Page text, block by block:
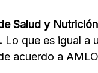
Salud y
Lo que es igual a
acuerdo a